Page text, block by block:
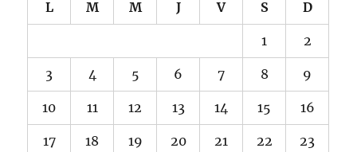
L M M J V S D
1 2
3 4 5 6 7 8 9
10 11 12 13 14 15 16
17 18 19 20 21 22 23